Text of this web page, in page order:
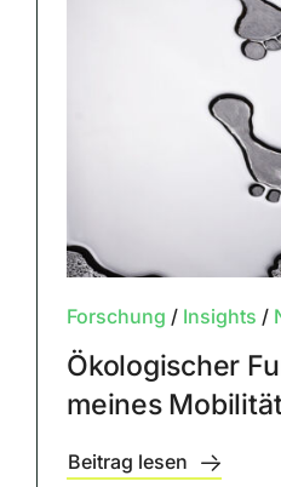
Forschung / Insights /
Ökologischer
meines
Beitrag lesen